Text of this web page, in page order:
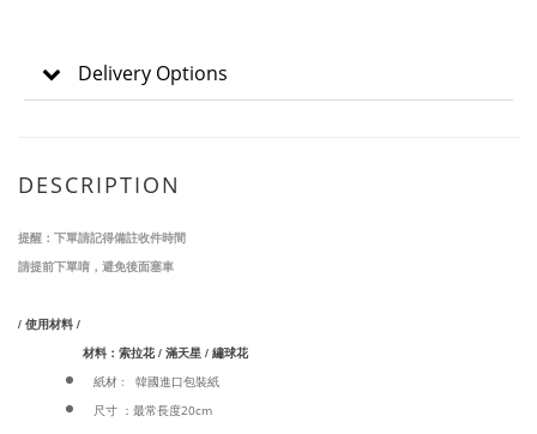
Delivery Options
DESCRIPTION
提醒：下單請記得備註收件時間
請提前下單唷，避免後面塞車
/ 使用材料 /
材料：索拉花 / 滿天星 / 繡球花
紙材 : 韓國進口包裝紙
尺寸 ：最常長度20cm